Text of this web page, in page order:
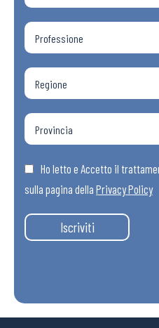
Ho letto e Accetto il
sulla pagina della Privacy Policy
Iscriviti